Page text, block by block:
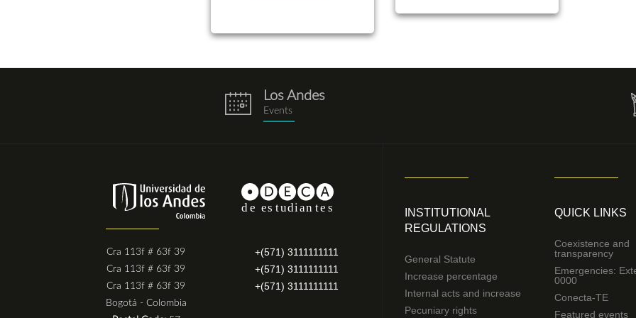
eventos.png
Los Andes
Events
Cra 113f # 63f 39
Cra 113f # 63f 39
Cra 113f # 63f 39
Bogotá - Colombia
+(571) 3111111111
+(571) 3111111111
+(571) 3111111111
INSTITUTIONAL
REGULATIONS
General Statute
Increase percentage
Internal acts and increase
Pecuniary rights
QUICK LINKS
Coexistence and
transparency
Emergencies:
0000
Conecta-TE
Featured events